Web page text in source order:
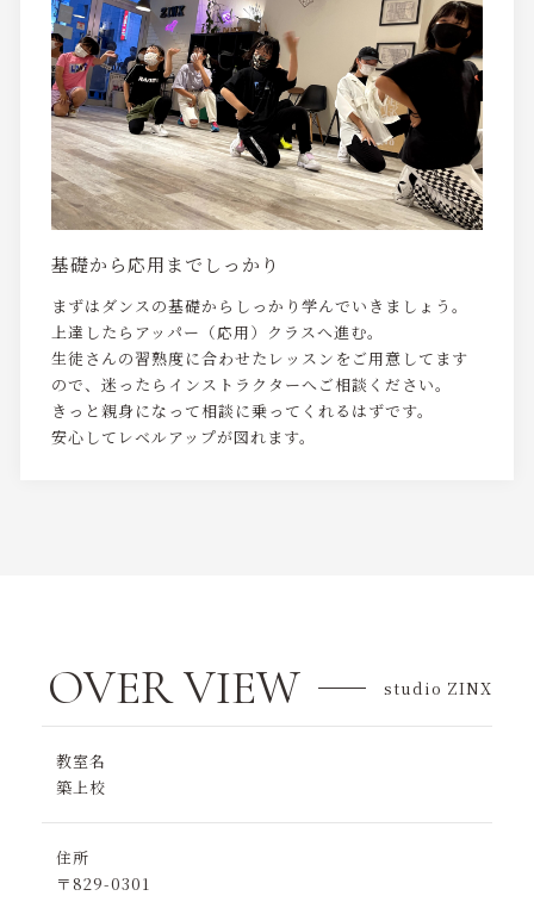
基礎から応用までしっかり
まずはダンスの基礎からしっかり学んでいきましょう。
上達したらアッパー（応用）クラスへ進む。
生徒さんの習熟度に合わせたレッスンをご用意してます
ので、迷ったらインストラクターへご相談ください。
きっと親身になって相談に乗ってくれるはずです。
安心してレベルアップが図れます。
OVER VIEW studio ZINX
教室名
築上校
住所
〒829-0301